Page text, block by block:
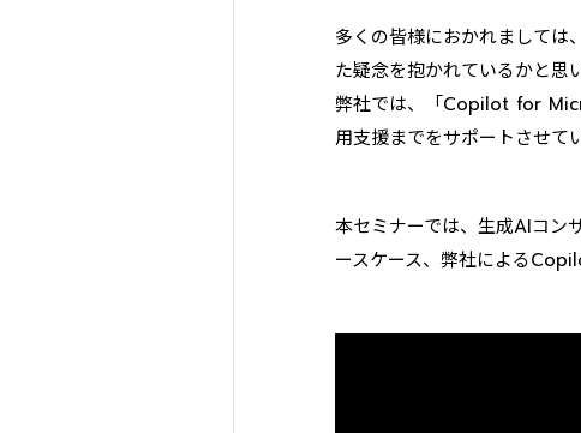
多くの皆様におかれまして
た疑念を抱かれているかと思
弊社では、「Copilot for
用支援までをサポートさせて
本セミナーでは、生成AIコ
ースケース、弊社による